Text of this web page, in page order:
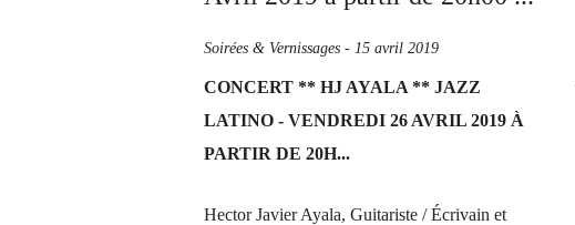
Soirées & Vernissages - 15 avril 2019
CONCERT ** HJ AYALA ** JAZZ
LATINO - VENDREDI 26 AVRIL 2019 À
PARTIR DE 20H...
Hector Javier Ayala, Guitariste / Écrivain et